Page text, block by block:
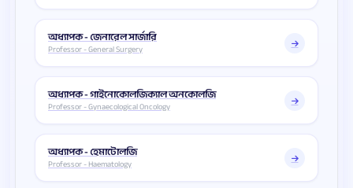
অধ্যাপক - জেনারেল সার্জারি
Professor - General Surgery
অধ্যাপক - গাইনোকোলজিক্যাল অনকোলজি
Professor - Gynaecological Oncology
অধ্যাপক - হেমাটোলজি
Professor - Haematology